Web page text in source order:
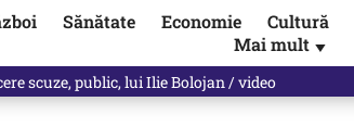
Sănătate Economie Cultură
Mai mult ▼
scuze, public, lui Ilie Bolojan / video